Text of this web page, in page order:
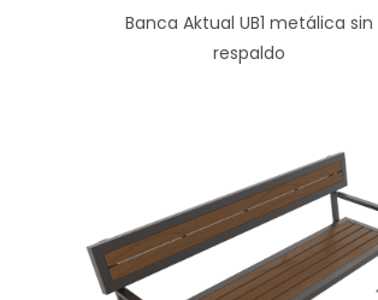
Banca Aktual UB1 metálica sin
respaldo